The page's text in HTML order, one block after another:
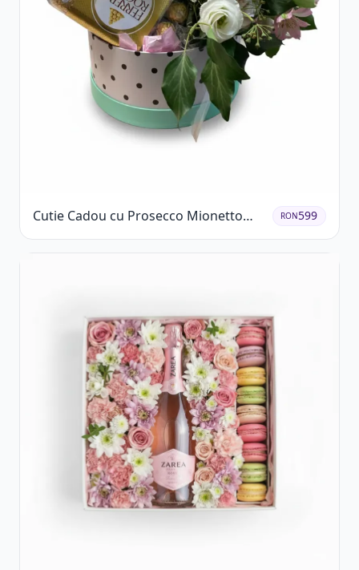
Cutie Cadou cu Prosecco Mionetto
Ferrero Rocher și Flori Pastelate
RON599